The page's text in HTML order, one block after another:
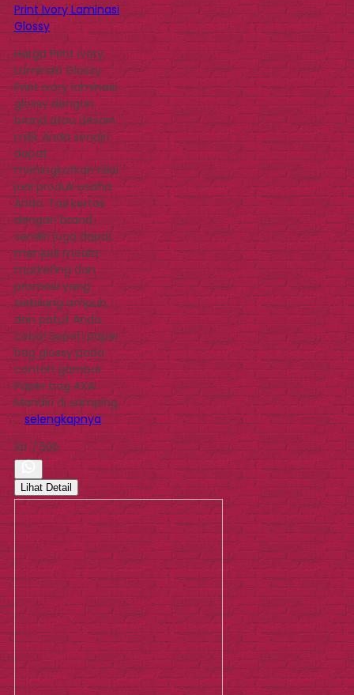
Print Ivory Laminasi
Glossy
Harga Print Ivory
Laminasi Glossy
Print ivory laminasi
glossy dengan
brand atau desain
milik Anda sendiri
dapat
meningkatkan nilai
jual produk usaha
Anda. Tas kertas
dengan brand
sendiri juga dapat
menjadi media
marketing dan
promosi yang
terbilang ampuh,
dan patut Anda
coba! Sepeti paper
bag glossy pada
contoh gambar.
Paper bag AXA
Mandiri di samping,
…selengkapnya
Rp 7.500
Lihat Detail